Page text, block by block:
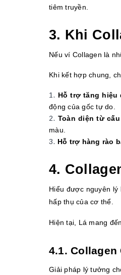
tiêm truyền.
3. Khi
Nếu ví Collagen là
Khi kết hợp chung,
Hỗ trợ tăng hiệu
động của gốc tự do.
Toàn diện từ
màu.
Hỗ trợ hàng rào
4.
Hiểu được nguyên
hấp thụ của cơ thể.
Hiện tại, Lá mang
4.1. Collagen
Giải pháp lý tưởng